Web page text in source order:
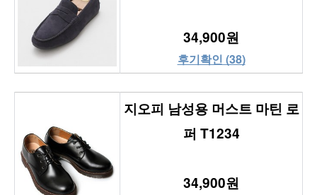
34,900원
후기확인 (38)
지오피 남성용 머스트 마틴 로
퍼 T1234
34,900원